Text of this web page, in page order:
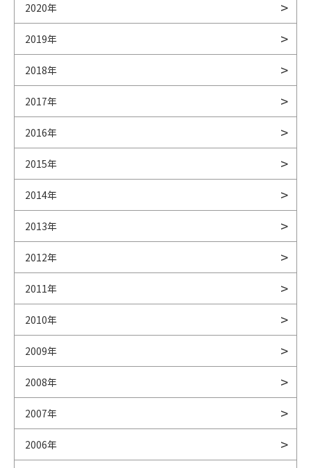
2020年
2019年
2018年
2017年
2016年
2015年
2014年
2013年
2012年
2011年
2010年
2009年
2008年
2007年
2006年